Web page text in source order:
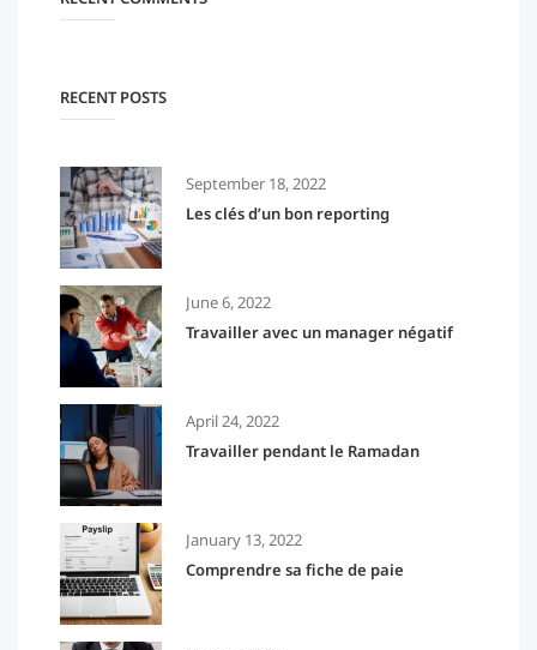
RECENT POSTS
September 18, 2022
Les clés d’un bon reporting
June 6, 2022
Travailler avec un manager négatif
April 24, 2022
Travailler pendant le Ramadan
January 13, 2022
Comprendre sa fiche de paie